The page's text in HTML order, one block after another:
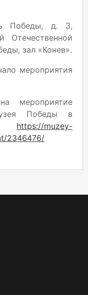
Победы, д. 3,
Отечественной
зал «Конев».
мероприятия
мероприятие
Победы в
https://muzey-
2346476/